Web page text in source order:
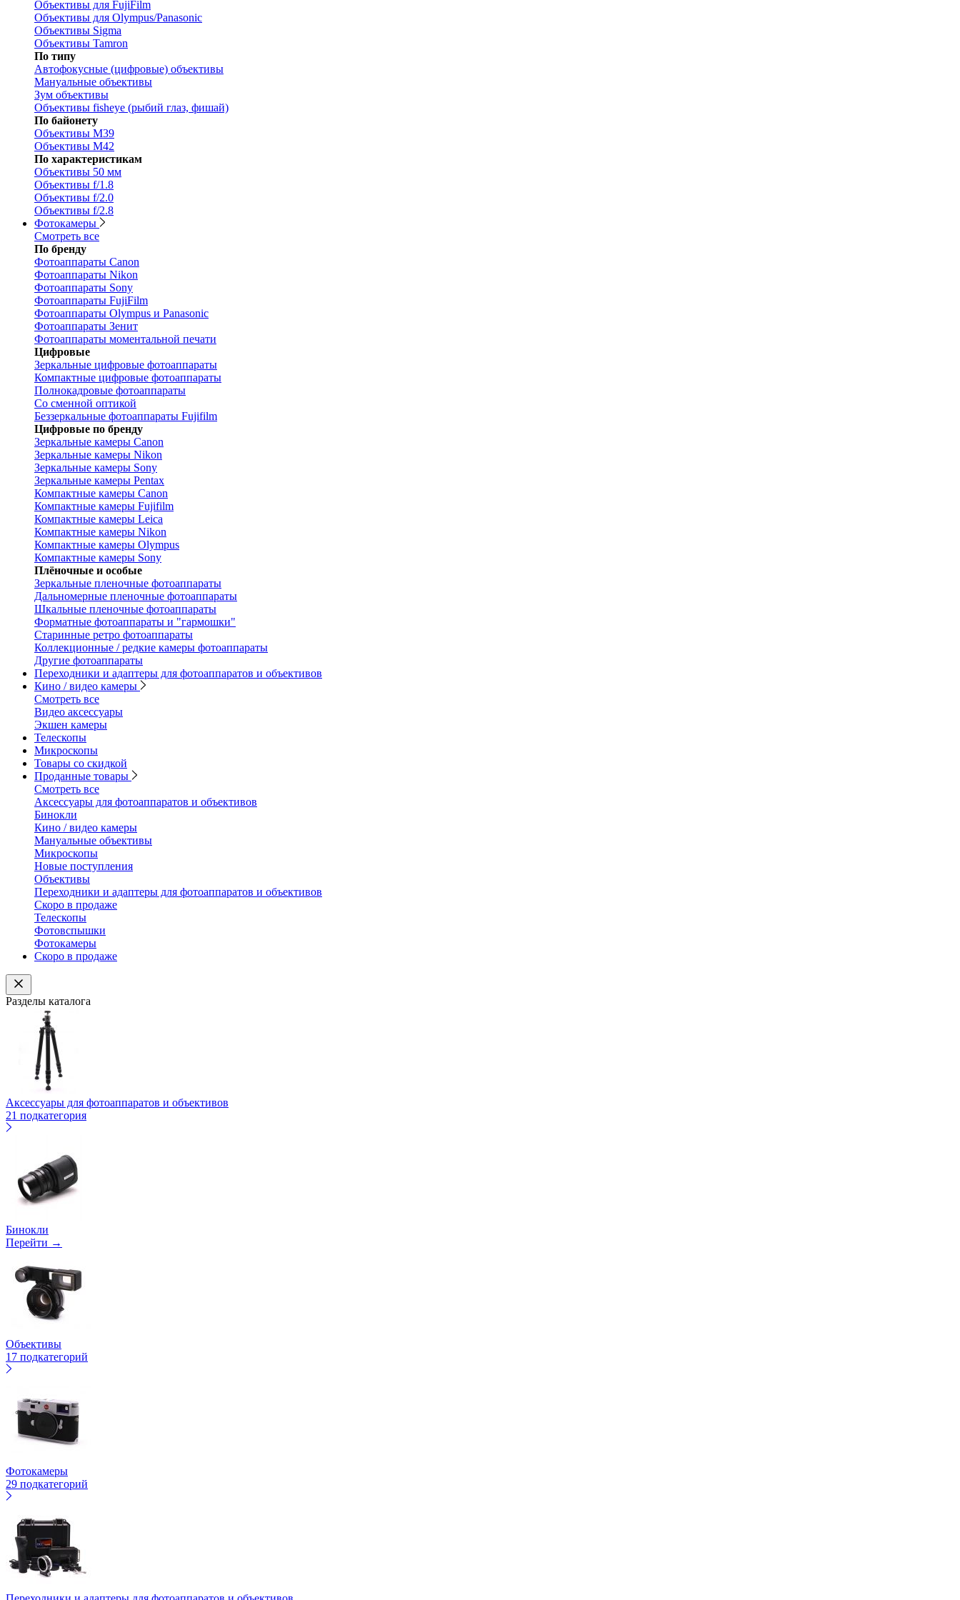
Объективы для FujiFilm
Объективы для Olympus/Panasonic
Объективы Sigma
Объективы Tamron
По типу
Автофокусные (цифровые) объективы
Мануальные объективы
Зум объективы
Объективы fisheye (рыбий глаз, фишай)
По байонету
Объективы M39
Объективы M42
По характеристикам
Объективы 50 мм
Объективы f/1.8
Объективы f/2.0
Объективы f/2.8
Фотокамеры
Смотреть все
По бренду
Фотоаппараты Canon
Фотоаппараты Nikon
Фотоаппараты Sony
Фотоаппараты FujiFilm
Фотоаппараты Olympus и Panasonic
Фотоаппараты Зенит
Фотоаппараты моментальной печати
Цифровые
Зеркальные цифровые фотоаппараты
Компактные цифровые фотоаппараты
Полнокадровые фотоаппараты
Со сменной оптикой
Беззеркальные фотоаппараты Fujifilm
Цифровые по бренду
Зеркальные камеры Canon
Зеркальные камеры Nikon
Зеркальные камеры Sony
Зеркальные камеры Pentax
Компактные камеры Canon
Компактные камеры Fujifilm
Компактные камеры Leica
Компактные камеры Nikon
Компактные камеры Olympus
Компактные камеры Sony
Плёночные и особые
Зеркальные пленочные фотоаппараты
Дальномерные пленочные фотоаппараты
Шкальные пленочные фотоаппараты
Форматные фотоаппараты и "гармошки"
Старинные ретро фотоаппараты
Коллекционные / редкие камеры фотоаппараты
Другие фотоаппараты
Переходники и адаптеры для фотоаппаратов и объективов
Кино / видео камеры
Смотреть все
Видео аксессуары
Экшен камеры
Телескопы
Микроскопы
Товары со скидкой
Проданные товары
Смотреть все
Аксессуары для фотоаппаратов и объективов
Бинокли
Кино / видео камеры
Мануальные объективы
Микроскопы
Новые поступления
Объективы
Переходники и адаптеры для фотоаппаратов и объективов
Скоро в продаже
Телескопы
Фотовспышки
Фотокамеры
Скоро в продаже
Разделы каталога
Аксессуары для фотоаппаратов и объективов
21 подкатегория
Бинокли
Перейти →
Объективы
17 подкатегорий
Фотокамеры
29 подкатегорий